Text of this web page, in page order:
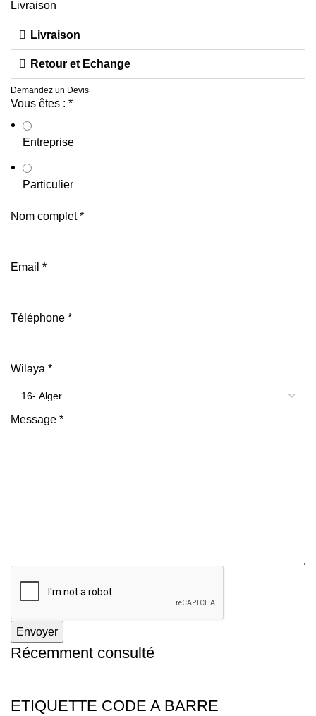
Livraison
Livraison
Retour et Echange
Demandez un Devis
Vous êtes : *
Entreprise
Particulier
Nom complet*
Email *
Téléphone *
Wilaya *
Message *
Envoyer
Récemment consulté
ETIQUETTE CODE A BARRE